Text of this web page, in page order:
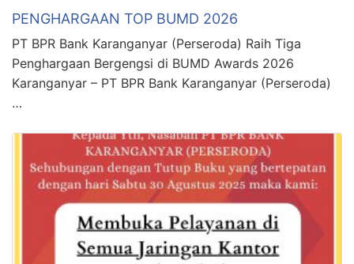
PENGHARGAAN TOP BUMD 2026
PT BPR Bank Karanganyar (Perseroda) Raih Tiga
Penghargaan Bergengsi di BUMD Awards 2026
Karanganyar – PT BPR Bank Karanganyar (Perseroda)
…